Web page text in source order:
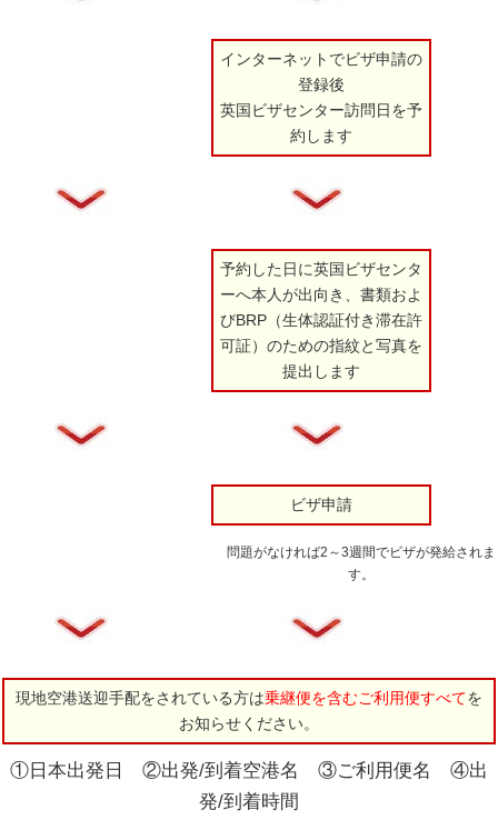
インターネットでビザ申請の
登録後
英国ビザセンター訪問日を予
約します
予約した日に英国ビザセンタ
ーへ本人が出向き、書類およ
びBRP（生体認証付き滞在許
可証）のための指紋と写真を
提出します
ビザ申請
問題がなければ2～3週間でビザが発給されま
す。
現地空港送迎手配をされている方は乗継便を含むご利用便すべてを
お知らせください。
①日本出発日 ②出発/到着空港名 ③ご利用便名 ④出
発/到着時間